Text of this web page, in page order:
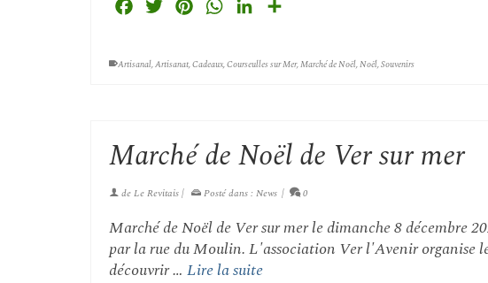
FacebookTwitterPinterestWhatsAppLinkedIn
Artisanal,Artisanat,Cadeaux,Courseulles sur Mer,Marché de Noël,Noël,Souvenirs
Marché de Noël de Ver sur mer
deLe Revitais| Posté dans : News | 0
Marché de Noël de Ver sur mer le dimanche 8 décembre
par la rue du Moulin. L'association Ver l'Avenir organise
découvrir … Lire la suite